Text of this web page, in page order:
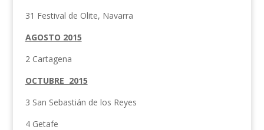
31 Festival de Olite, Navarra
AGOSTO 2015
2 Cartagena
OCTUBRE 2015
3 San Sebastián de los Reyes
4 Getafe